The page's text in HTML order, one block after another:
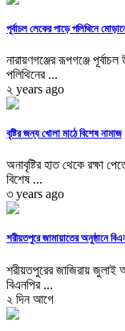
পূর্বাচল লেকের পাড়ে পলিথিনে
নারায়ণগঞ্জের রূপগঞ্জে
পলিথিনের ...
২ years ago
বৃষ্টির জন্য খোলা মাঠে বিশেষ নামাজ
অনাবৃষ্টির হাত থেকে রক্ষা
বিশেষ ...
৩ years ago
শরীয়তপুরে জামায়াতের অনুষ্ঠানে
শরীয়তপুরের জাজিরায়
বিএনপির ...
২ দিন আগে